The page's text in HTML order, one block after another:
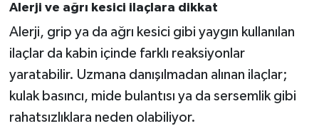
Alerji ve ağrı kesici ilaçlara dikkat
Alerji, grip ya da ağrı kesici gibi yaygın kullanılan
ilaçlar da kabin içinde farklı reaksiyonlar
yaratabilir. Uzmana danışılmadan alınan ilaçlar;
kulak basıncı, mide bulantısı ya da sersemlik gibi
rahatsızlıklara neden olabiliyor.